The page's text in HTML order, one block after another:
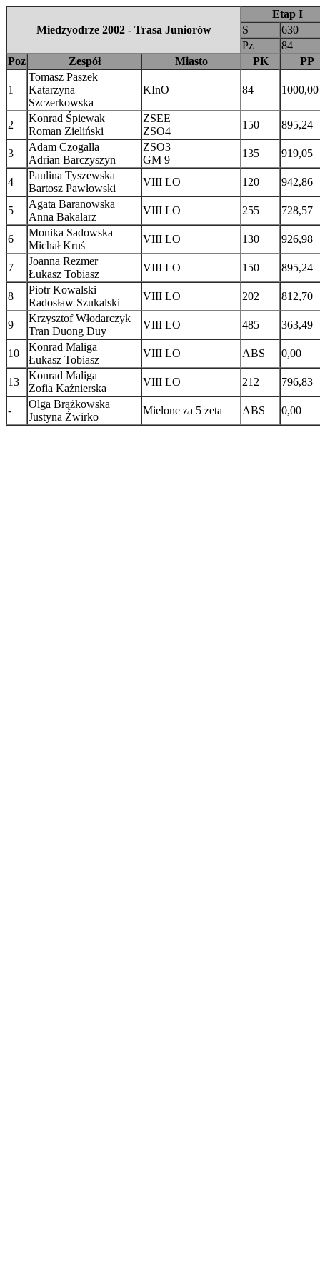
Miedzyodrze 2002 - Trasa Juniorów
Etap I
S
630
Pz
84
Poz
Zespół Miasto PK PP
1
Tomasz Paszek
Katarzyna
Szczerkowska
KInO 84 1000,00
2
Konrad Śpiewak
Roman Zieliński
ZSEE
ZSO4
150 895,24
3
Adam Czogalla
Adrian Barczyszyn
ZSO3
GM 9
135 919,05
4
Paulina Tyszewska
Bartosz Pawłowski
VIII LO 120 942,86
5
Agata Baranowska
Anna Bakalarz
VIII LO 255 728,57
6
Monika Sadowska
Michał Kruś
VIII LO 130 926,98
7
Joanna Rezmer
Łukasz Tobiasz
VIII LO 150 895,24
8
Piotr Kowalski
Radosław Szukalski
VIII LO 202 812,70
9
Krzysztof Włodarczyk
Tran Duong Duy
VIII LO 485 363,49
10
Konrad Maliga
Łukasz Tobiasz
VIII LO ABS 0,00
13
Konrad Maliga
Zofia Kaźnierska
VIII LO 212 796,83
-
Olga Brążkowska
Justyna Żwirko
Mielone za 5 zeta ABS 0,00